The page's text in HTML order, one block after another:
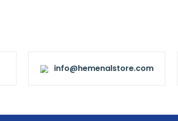
info@hemenalstore.com